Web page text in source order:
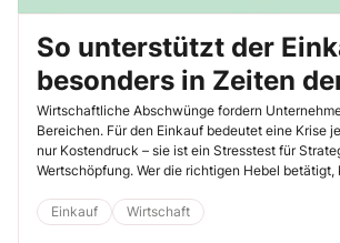
So unterstützt der
besonders in Zeiten
Wirtschaftskrise
Wirtschaftliche Abschwünge fordern
Bereichen. Für den Einkauf bedeutet eine Krise
nur Kostendruck – sie ist ein Stresstest für
Wertschöpfung. Wer die richtigen Hebel
des Unternehmens beitragen. 5 Parameter sind
Einkauf Wirtschaft